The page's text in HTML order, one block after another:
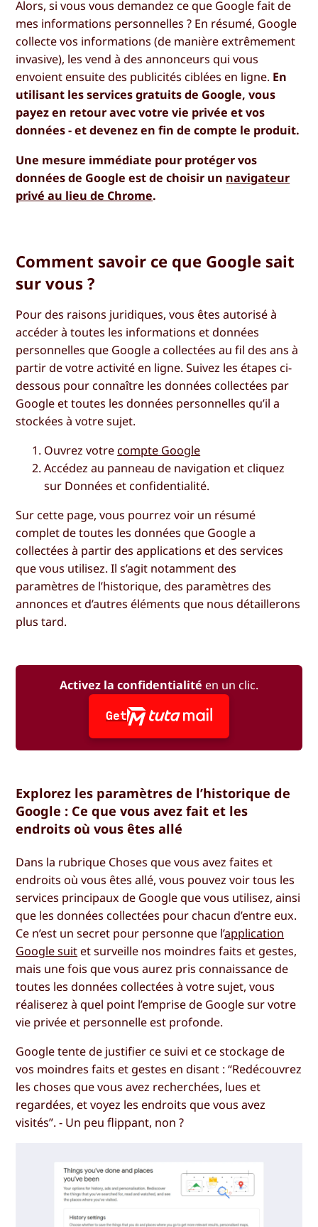
Alors, si vous vous demandez ce que Google fait de
mes informations personnelles ? En résumé, Google
collecte vos informations (de manière extrêmement
invasive), les vend à des annonceurs qui vous
envoient ensuite des publicités ciblées en ligne. En
utilisant les services gratuits de Google, vous
payez en retour avec votre vie privée et vos
données - et devenez en fin de compte le produit.
Une mesure immédiate pour protéger vos
données de Google est de choisir un navigateur
privé au lieu de Chrome.
Comment savoir ce que Google sait
sur vous ?
Pour des raisons juridiques, vous êtes autorisé à
accéder à toutes les informations et données
personnelles que Google a collectées au fil des ans à
partir de votre activité en ligne. Suivez les étapes ci-
dessous pour connaître les données collectées par
Google et toutes les données personnelles qu’il a
stockées à votre sujet.
Ouvrez votre compte Google
Accédez au panneau de navigation et cliquez
sur Données et confidentialité.
Sur cette page, vous pourrez voir un résumé
complet de toutes les données que Google a
collectées à partir des applications et des services
que vous utilisez. Il s’agit notamment des
paramètres de l’historique, des paramètres des
annonces et d’autres éléments que nous détaillerons
plus tard.
Activez la confidentialité en un clic.
Get
Explorez les paramètres de l’historique de
Google : Ce que vous avez fait et les
endroits où vous êtes allé
Dans la rubrique Choses que vous avez faites et
endroits où vous êtes allé, vous pouvez voir tous les
services principaux de Google que vous utilisez, ainsi
que les données collectées pour chacun d’entre eux.
Ce n’est un secret pour personne que l’application
Google suit et surveille nos moindres faits et gestes,
mais une fois que vous aurez pris connaissance de
toutes les données collectées à votre sujet, vous
réaliserez à quel point l’emprise de Google sur votre
vie privée et personnelle est profonde.
Google tente de justifier ce suivi et ce stockage de
vos moindres faits et gestes en disant : “Redécouvrez
les choses que vous avez recherchées, lues et
regardées, et voyez les endroits que vous avez
visités”. - Un peu flippant, non ?